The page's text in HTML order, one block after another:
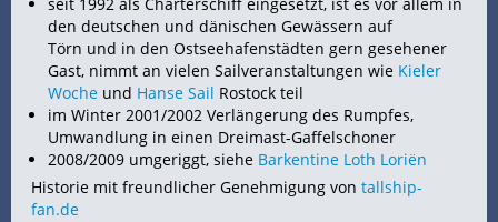
den deutschen und dänischen Gewässern auf
Törn und in den Ostseehafenstädten gern gesehener
Gast, nimmt an vielen Sailveranstaltungen wie Kieler
Woche und Hanse Sail Rostock teil
im Winter 2001/2002 Verlängerung des Rumpfes,
Umwandlung in einen Dreimast-Gaffelschoner
2008/2009 umgeriggt, siehe Barkentine Loth Loriën
Historie mit freundlicher Genehmigung von tallship-
fan.de